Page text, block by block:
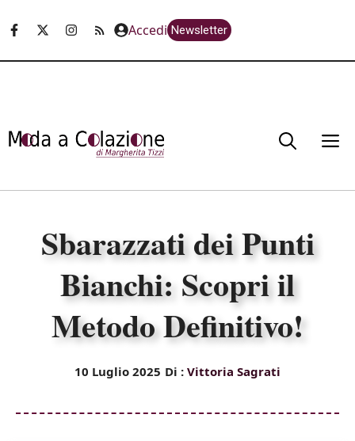
Accedi Newsletter
Sbarazzati dei Punti
Bianchi: Scopri il
Metodo Definitivo!
10 Luglio 2025 Di : Vittoria Sagrati